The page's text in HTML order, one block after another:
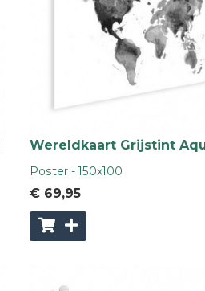
Wereldkaart Grijstint
Poster - 150x100
€ 69,95